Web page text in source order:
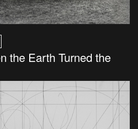
the Earth Turned the